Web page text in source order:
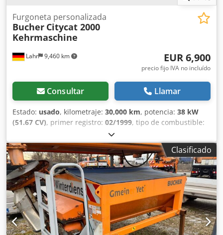
Lahr 9,460 km
Furgoneta personalizada
Bucher Citycat 2000
Kehrmaschine
EUR 6,900
precio fijo IVA no incluído
Consultar Llamar
Estado: usado, kilometraje: 30,000 km, potencia: 38 kW
(51.67 CV), primer registro: 02/1999, tipo de combustible:
, color:
asientos:2, Barredora Bucher Citycat 2000 con unidad de
barrido frontal. Para consultas: Estado: muy bueno *
Fabricante: Bucher * Modelo: CityCat 2000 * Cabina
cerrada con buena visibilidad panorámica * Cepillo lateral
izquierdo * Cepillo lateral derecho * Cepillo frontal *
Depósito de recogida ----Precio: 6900 € + 19% de IVA Para
cualquier otra pregunta, puede contactarnos en los
siguientes números de teléfono: Hablamos: alemán, inglés,
francés y...? Dodpfxozq Ipxe Aa Tjkr Salvo errores
Clasificado